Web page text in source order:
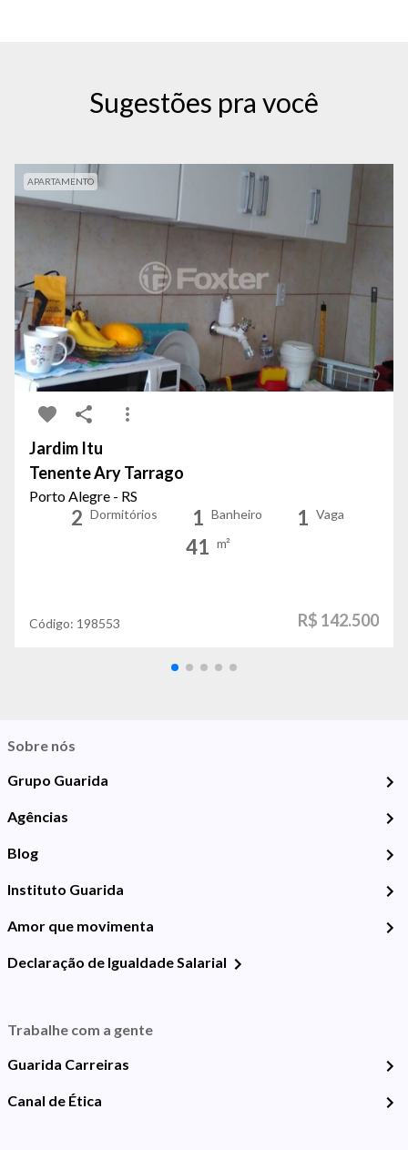
Sugestões pra você
APARTAMENTO
Jardim Itu
Tenente Ary Tarrago
Porto Alegre - RS
2 Dormitórios 1 Banheiro 1 Vaga
41 m²
Código: 198553 R$ 142.500
Sobre nós
Grupo Guarida
Agências
Blog
Instituto Guarida
Amor que movimenta
Declaração de Igualdade Salarial
Trabalhe com a gente
Guarida Carreiras
Canal de Ética